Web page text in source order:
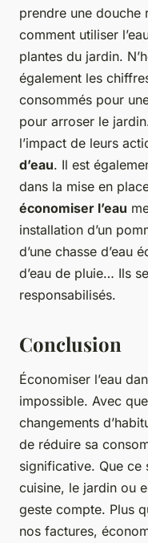
prendre une douche
comment utiliser
plantes du jardin.
également les
consommés pour
pour arroser le
l’impact de leurs
d’eau. Il est
dans la mise en
économiser l’eau
installation d’un
d’une chasse d’eau
d’eau de pluie… Ils
responsabilisés.
Conclusion
Économiser l’eau
impossible. Avec
changements
de réduire sa
significative. Que ce
cuisine, le jardin ou
geste compte. Plus
nos factures,